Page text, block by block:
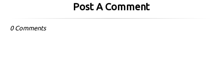
Post A Comment
0 Comments